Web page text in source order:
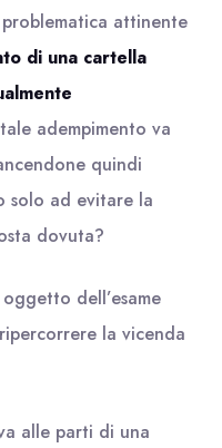
attinente
di una cartella
tale adempimento va
quindi
solo ad evitare la
dovuta?
dell’esame
la vicenda
alle parti di una